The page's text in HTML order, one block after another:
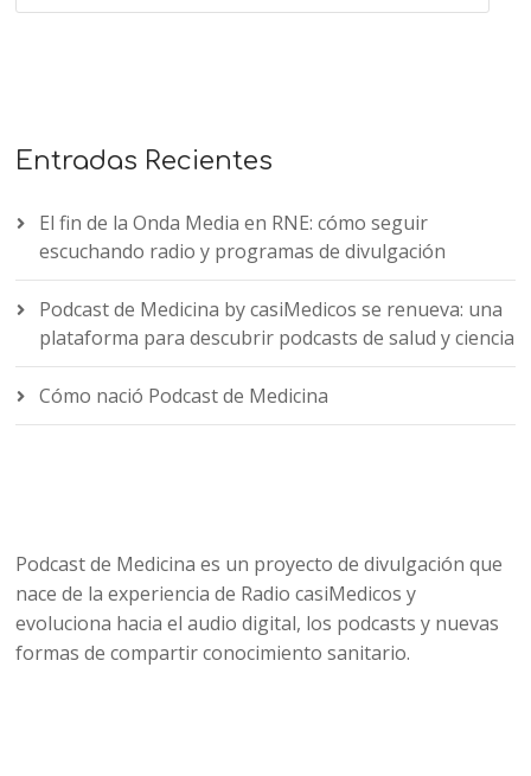
Entradas Recientes
El fin de la Onda Media en RNE: cómo seguir
escuchando radio y programas de divulgación
Podcast de Medicina by casiMedicos se renueva: una
plataforma para descubrir podcasts de salud y ciencia
Cómo nació Podcast de Medicina
Podcast de Medicina es un proyecto de divulgación que
nace de la experiencia de Radio casiMedicos y
evoluciona hacia el audio digital, los podcasts y nuevas
formas de compartir conocimiento sanitario.